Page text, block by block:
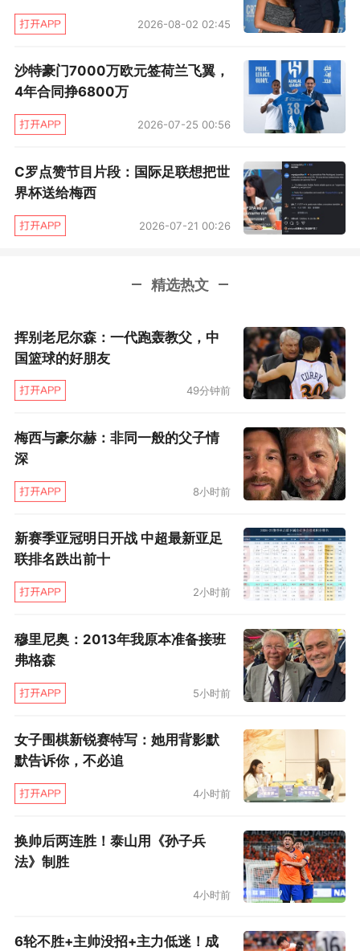
第52分钟，科芒再下一城，比分扩大到2比0。
第58分钟，西拉点射为客队扳回一球。
第63分钟，C罗主罚任意球再次将比分差距拉大
到2球，3比1！
第81分钟，C罗独中两元，彻底锁定胜局。
2026-08-02 02:45
沙特豪门7000万欧元签荷兰飞翼，
4年合同挣6800万
2026-07-25 00:56
C罗点赞节目片段：国际足联想把世
界杯送给梅西
2026-07-21 00:26
精选热文
挥别老尼尔森：一代跑轰教父，中
国篮球的好朋友
49分钟前
梅西与豪尔赫：非同一般的父子情
深
8小时前
新赛季亚冠明日开战 中超最新亚足
联排名跌出前十
2小时前
穆里尼奥：2013年我原本准备接班
弗格森
5小时前
女子围棋新锐赛特写：她用背影默
默告诉你，不必追
4小时前
换帅后两连胜！泰山用《孙子兵
法》制胜
4小时前
6轮不胜+主帅没招+主力低迷！成